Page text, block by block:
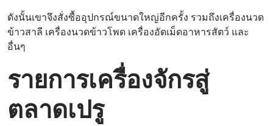
ดังนั้นเขาจึงสั่งซื้ออุปกรณ์ขนาดใหญ่อีกครั้ง รวมถึงเครื่องนวด
ข้าวสาลี เครื่องนวดข้าวโพด เครื่องอัดเม็ดอาหารสัตว์ และ
อื่นๆ
รายการเครื่องจักรสู่
ตลาดเปรู